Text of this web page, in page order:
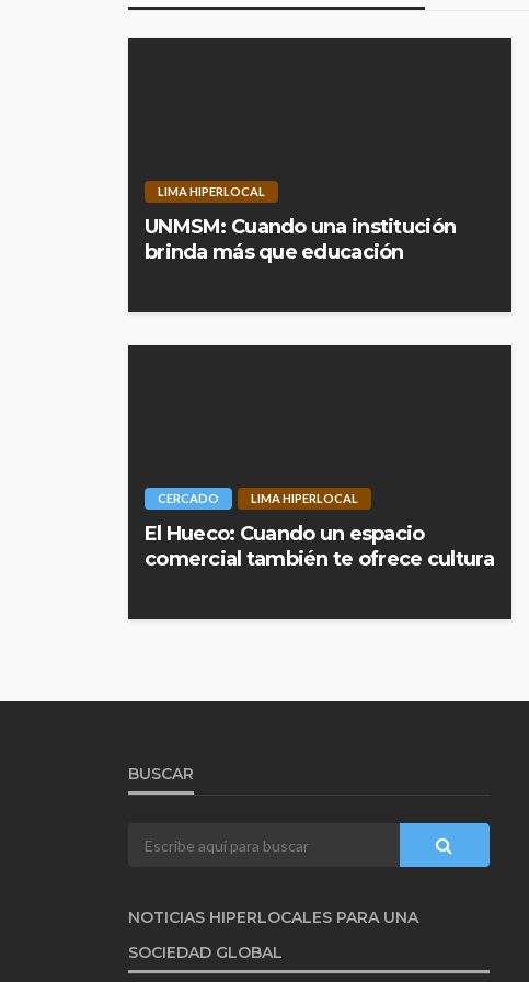
LIMA HIPERLOCAL
UNMSM: Cuando una institución
brinda más que educación
CERCADO LIMA HIPERLOCAL
El Hueco: Cuando un espacio
comercial también te ofrece cultura
BUSCAR
NOTICIAS HIPERLOCALES PARA UNA
SOCIEDAD GLOBAL